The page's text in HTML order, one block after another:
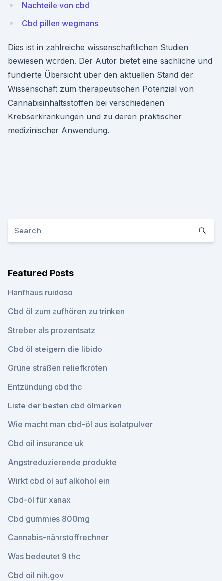
Nachteile von cbd
Cbd pillen wegmans
Dies ist in zahlreiche wissenschaftlichen Studien
bewiesen worden. Der Autor bietet eine sachliche und
fundierte Übersicht über den aktuellen Stand der
Wissenschaft zum therapeutischen Potenzial von
Cannabisinhaltsstoffen bei verschiedenen
Krebserkrankungen und zu deren praktischer
medizinischer Anwendung.
Featured Posts
Hanfhaus ruidoso
Cbd öl zum aufhören zu trinken
Streber als prozentsatz
Cbd öl steigern die libido
Grüne straßen reliefkröten
Entzündung cbd thc
Liste der besten cbd ölmarken
Wie macht man cbd-öl aus isolatpulver
Cbd oil insurance uk
Angstreduzierende produkte
Wirkt cbd öl auf alkohol ein
Cbd-öl für xanax
Cbd gummies 800mg
Cannabis-nährstoffrechner
Was bedeutet 9 thc
Cbd oil nih.gov